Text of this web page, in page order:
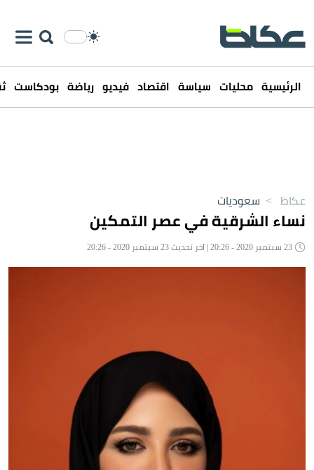
الرئيسية محليات سياسة اقتصاد فيديو رياضة بودكاست
عكاظ > سعوديات
نساء الشرقية في عصر التمكين